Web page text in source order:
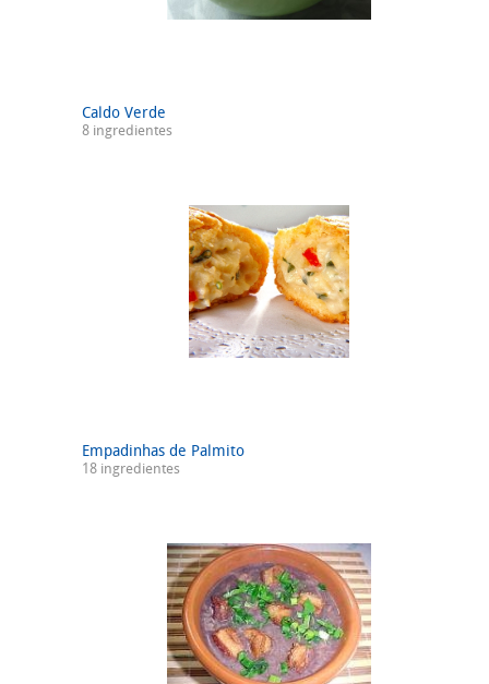
Caldo Verde
8 ingredientes
Empadinhas de Palmito
18 ingredientes